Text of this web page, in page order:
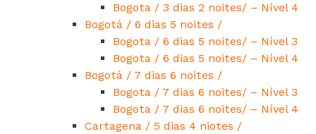
Bogota / 3 dias 2 noites/ – Nível 4
Bogotá / 6 dias 5 noites /
Bogota / 6 dias 5 noites/ – Nível 3
Bogota / 6 dias 5 noites/ – Nível 4
Bogotá / 7 dias 6 noites /
Bogota / 7 dias 6 noites/ – Nível 3
Bogota / 7 dias 6 noites/ – Nível 4
Cartagena / 5 dias 4 niotes /